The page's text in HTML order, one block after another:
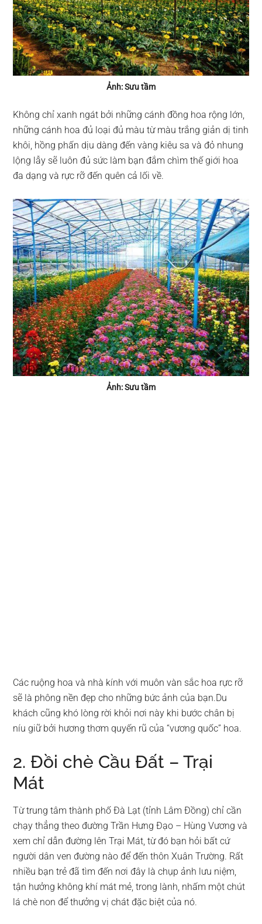
Ảnh: Sưu tầm
Không chỉ xanh ngát bởi những cánh đồng hoa rộng lớn,
những cánh hoa đủ loại đủ màu từ màu trắng giản dị tinh
khôi, hồng phấn dịu dàng đến vàng kiêu sa và đỏ nhung
lộng lẫy sẽ luôn đủ sức làm bạn đắm chìm thế giới hoa
đa dạng và rực rỡ đến quên cả lối về.
Ảnh: Sưu tầm
Các ruộng hoa và nhà kính với muôn vàn sắc hoa rực rỡ
sẽ là phông nền đẹp cho những bức ảnh của bạn.Du
khách cũng khó lòng rời khỏi nơi này khi bước chân bị
níu giữ bởi hương thơm quyến rũ của “vương quốc” hoa.
2. Đồi chè Cầu Đất – Trại
Mát
Từ trung tâm thành phố Đà Lạt (tỉnh Lâm Đồng) chỉ cần
chạy thẳng theo đường Trần Hưng Đạo – Hùng Vương và
xem chỉ dẫn đường lên Trại Mát, từ đó bạn hỏi bất cứ
người dân ven đường nào để đến thôn Xuân Trường. Rất
nhiều bạn trẻ đã tìm đến nơi đây là chụp ảnh lưu niệm,
tận hưởng không khí mát mẻ, trong lành, nhấm một chút
lá chè non để thưởng vị chát đặc biệt của nó.